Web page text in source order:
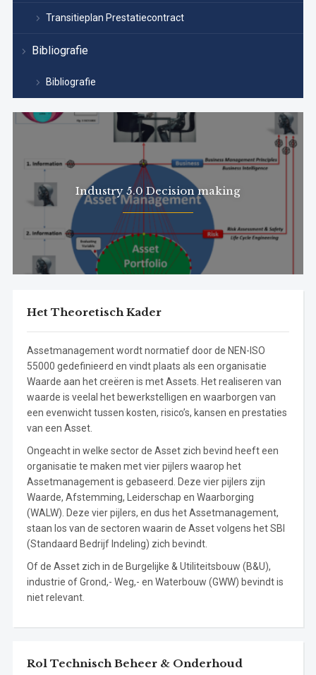
Transitieplan Prestatiecontract
Bibliografie
Bibliografie
Industry 5.0 Decision making
Het Theoretisch Kader
Assetmanagement wordt normatief door de NEN-ISO
55000 gedefinieerd en vindt plaats als een organisatie
Waarde aan het creëren is met Assets. Het realiseren van
waarde is veelal het bewerkstelligen en waarborgen van
een evenwicht tussen kosten, risico’s, kansen en prestaties
van een Asset.
Ongeacht in welke sector de Asset zich bevind heeft een
organisatie te maken met vier pijlers waarop het
Assetmanagement is gebaseerd. Deze vier pijlers zijn
Waarde, Afstemming, Leiderschap en Waarborging
(WALW). Deze vier pijlers, en dus het Assetmanagement,
staan los van de sectoren waarin de Asset volgens het SBI
(Standaard Bedrijf Indeling) zich bevindt.
Of de Asset zich in de Burgelijke & Utiliteitsbouw (B&U),
industrie of Grond,- Weg,- en Waterbouw (GWW) bevindt is
niet relevant.
Rol Technisch Beheer & Onderhoud